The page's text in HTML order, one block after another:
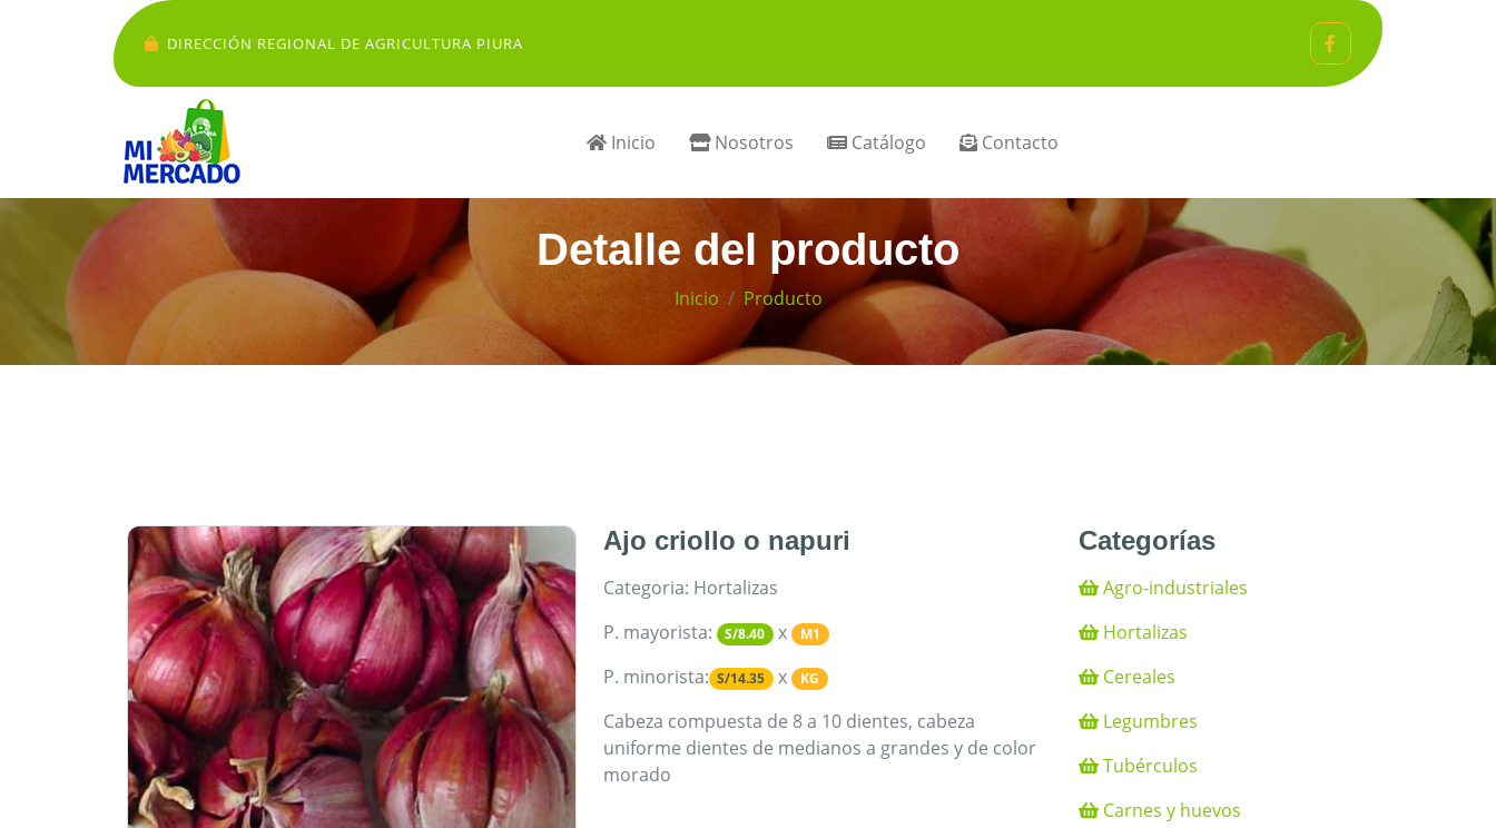
DIRECCIÓN REGIONAL DE AGRICULTURA PIURA
Inicio Nosotros Catálogo Contacto
Detalle del producto
Inicio Producto
Ajo criollo o napuri
Categoria: Hortalizas
P. mayorista:
S/8.40 x M1
P. minorista: S/14.35 x KG
Cabeza compuesta de 8 a 10 dientes, cabeza
uniforme dientes de medianos a grandes y de color
morado
Categorías
Agro-industriales
Hortalizas
Cereales
Legumbres
Tubérculos
Carnes y huevos